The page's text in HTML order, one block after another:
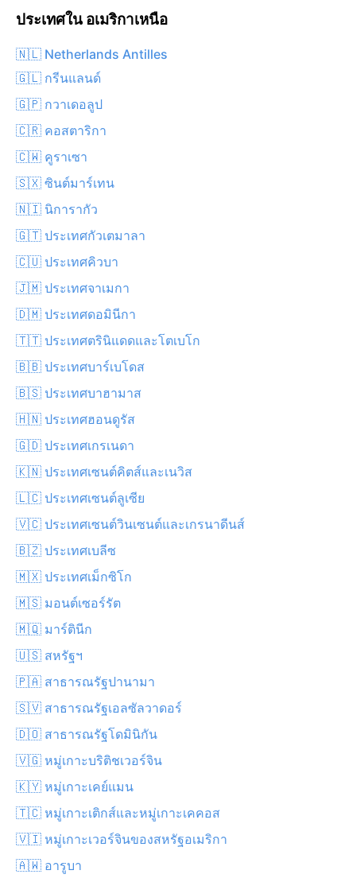
ประเทศใน อเมริกาเหนือ
🇳🇱 Netherlands Antilles
🇬🇱 กรีนแลนด์
🇬🇵 กวาเดอลูป
🇨🇷 คอสตาริกา
🇨🇼 คูราเซา
🇸🇽 ซินต์มาร์เทน
🇳🇮 นิการากัว
🇬🇹 ประเทศกัวเตมาลา
🇨🇺 ประเทศคิวบา
🇯🇲 ประเทศจาเมกา
🇩🇲 ประเทศดอมินีกา
🇹🇹 ประเทศตรินิแดดและโตเบโก
🇧🇧 ประเทศบาร์เบโดส
🇧🇸 ประเทศบาฮามาส
🇭🇳 ประเทศฮอนดูรัส
🇬🇩 ประเทศเกรเนดา
🇰🇳 ประเทศเซนต์คิตส์และเนวิส
🇱🇨 ประเทศเซนต์ลูเซีย
🇻🇨 ประเทศเซนต์วินเซนต์และเกรนาดีนส์
🇧🇿 ประเทศเบลีซ
🇲🇽 ประเทศเม็กซิโก
🇲🇸 มอนต์เซอร์รัต
🇲🇶 มาร์ตินีก
🇺🇸 สหรัฐฯ
🇵🇦 สาธารณรัฐปานามา
🇸🇻 สาธารณรัฐเอลซัลวาดอร์
🇩🇴 สาธารณรัฐโดมินิกัน
🇻🇬 หมู่เกาะบริติชเวอร์จิน
🇰🇾 หมู่เกาะเคย์แมน
🇹🇨 หมู่เกาะเติกส์และหมู่เกาะเคคอส
🇻🇮 หมู่เกาะเวอร์จินของสหรัฐอเมริกา
🇦🇼 อารูบา